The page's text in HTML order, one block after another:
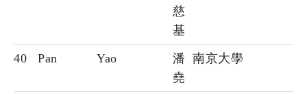
慈
基
40 Pan Yao
潘
堯
南京大學